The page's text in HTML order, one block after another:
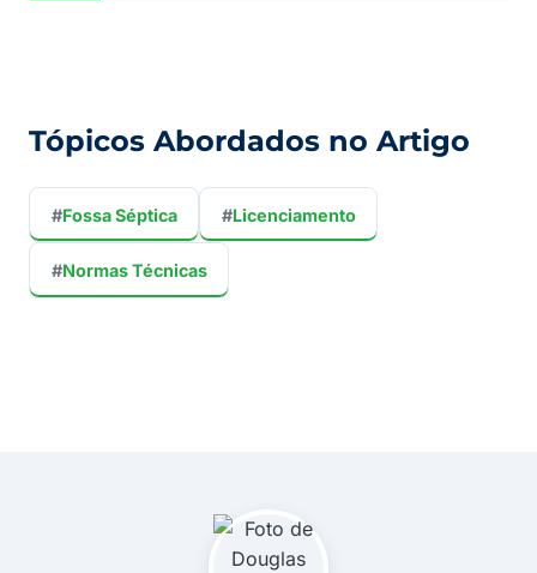
Tópicos Abordados no Artigo
#Fossa Séptica #Licenciamento
#Normas Técnicas